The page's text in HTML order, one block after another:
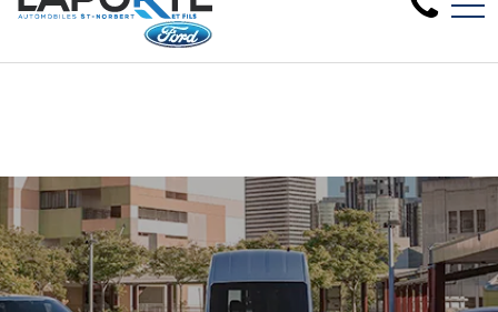
Nous avons besoin de véhicules d'occasion,
1881 Rue Principale, Saint-Norbert, QC, CA J0K 3C0
EN